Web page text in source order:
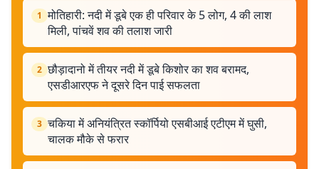
1 मोतिहारी: नदी में डूबे एक ही परिवार के 5 लोग, 4 की लाश
मिली, पांचवें शव की तलाश जारी
2 छौड़ादानो में तीयर नदी में डूबे किशोर का शव बरामद,
एसडीआरएफ ने दूसरे दिन पाई सफलता
3 चकिया में अनियंत्रित स्कॉर्पियो एसबीआई एटीएम में घुसी,
चालक मौके से फरार